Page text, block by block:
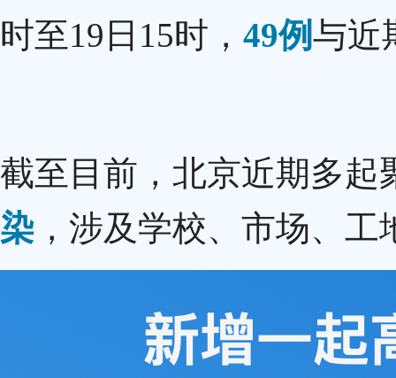
时至19日15时， 49例与近
截至目前，北京近期多起
染 ，涉及学校、市场、